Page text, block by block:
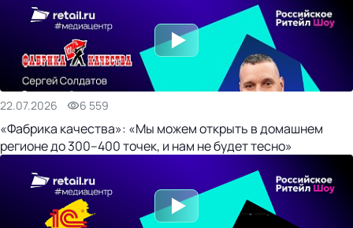
22.07.2026 6 559
«Фабрика качества»: «Мы можем открыть в домашнем
регионе до 300–400 точек, и нам не будет тесно»